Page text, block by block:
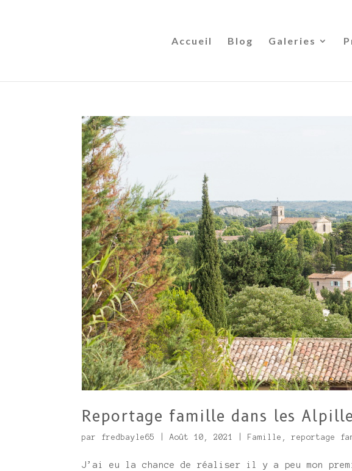
Accueil Blog Galeries
Reportage famille dans les
par fredbayle65 |Août 10, 2021 Famille ,reportage
J’ai eu la chance de réaliser il y a peu mon